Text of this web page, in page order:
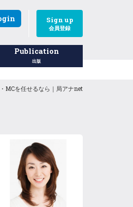
Sign up
会員登録
Publication
出版
MCを任せるなら｜局アナnet